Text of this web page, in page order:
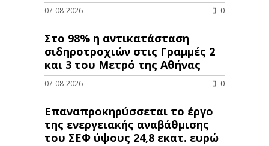
07-08-2026 0
Στο 98% η αντικατάσταση
σιδηροτροχιών στις Γραμμές 2
και 3 του Μετρό της Αθήνας
07-08-2026 0
Επαναπροκηρύσσεται το έργο
της ενεργειακής αναβάθμισης
του ΣΕΦ ύψους 24,8 εκατ. ευρώ